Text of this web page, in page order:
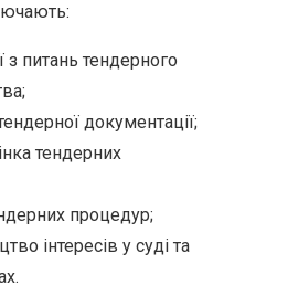
з питань тендерного
документації;
тендерних
процедур;
інтересів у суді та